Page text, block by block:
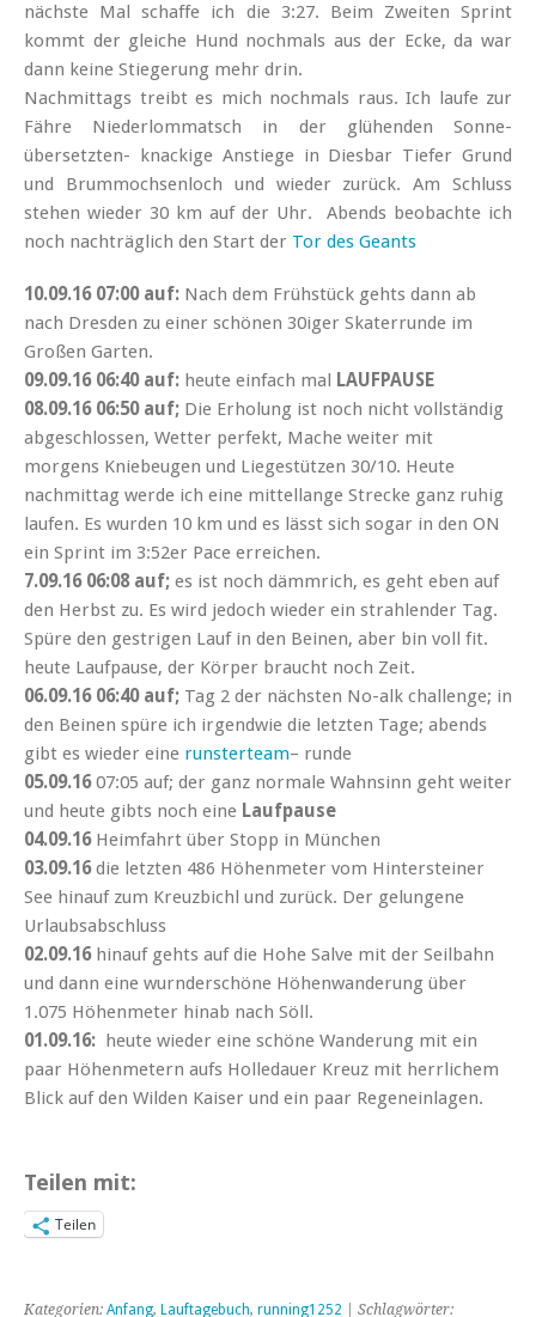
nächste Mal schaffe ich die 3:27. Beim Zweiten Sprint
kommt der gleiche Hund nochmals aus der Ecke, da war
dann keine Stiegerung mehr drin.
Nachmittags treibt es mich nochmals raus. Ich laufe zur
Fähre Niederlommatsch in der glühenden Sonne-
übersetzten- knackige Anstiege in Diesbar Tiefer Grund
und Brummochsenloch und wieder zurück. Am Schluss
stehen wieder 30 km auf der Uhr. Abends beobachte ich
noch nachträglich den Start der Tor des Geants
10.09.16 07:00 auf: Nach dem Frühstück gehts dann ab
nach Dresden zu einer schönen 30iger Skaterrunde im
Großen Garten.
09.09.16 06:40 auf: heute einfach mal
LAUFPAUSE
08.09.16 06:50 auf; Die Erholung ist noch nicht vollständig
abgeschlossen, Wetter perfekt, Mache weiter mit
morgens Kniebeugen und Liegestützen 30/10. Heute
nachmittag werde ich eine mittellange Strecke ganz ruhig
laufen. Es wurden 10 km und es lässt sich sogar in den ON
ein Sprint im 3:52er Pace erreichen.
7.09.16 06:08 auf; es ist noch dämmrich, es geht eben auf
den Herbst zu. Es wird jedoch wieder ein strahlender Tag.
Spüre den gestrigen Lauf in den Beinen, aber bin voll fit.
heute Laufpause, der Körper braucht noch Zeit.
06.09.16 06:40 auf; Tag 2 der nächsten No-alk challenge; in
den Beinen spüre ich irgendwie die letzten Tage; abends
gibt es wieder eine runsterteam– runde
05.09.1607:05 auf; der ganz normale Wahnsinn geht weiter
und heute gibts noch eine Laufpause
04.09.16 Heimfahrt über Stopp in München
03.09.16die letzten 486 Höhenmeter vom Hintersteiner
See hinauf zum Kreuzbichl und zurück. Der gelungene
Urlaubsabschluss
02.09.16 hinauf gehts auf die Hohe Salve mit der Seilbahn
und dann eine wurnderschöne Höhenwanderung über
1.075 Höhenmeter hinab nach Söll.
01.09.16:
heute wieder eine schöne Wanderung mit ein
paar Höhenmetern aufs Holledauer Kreuz mit herrlichem
Blick auf den Wilden Kaiser und ein paar Regeneinlagen.
Teilen mit:
Teilen
Kategorien: Anfang, Lauftagebuch, running1252 | Schlagwörter: